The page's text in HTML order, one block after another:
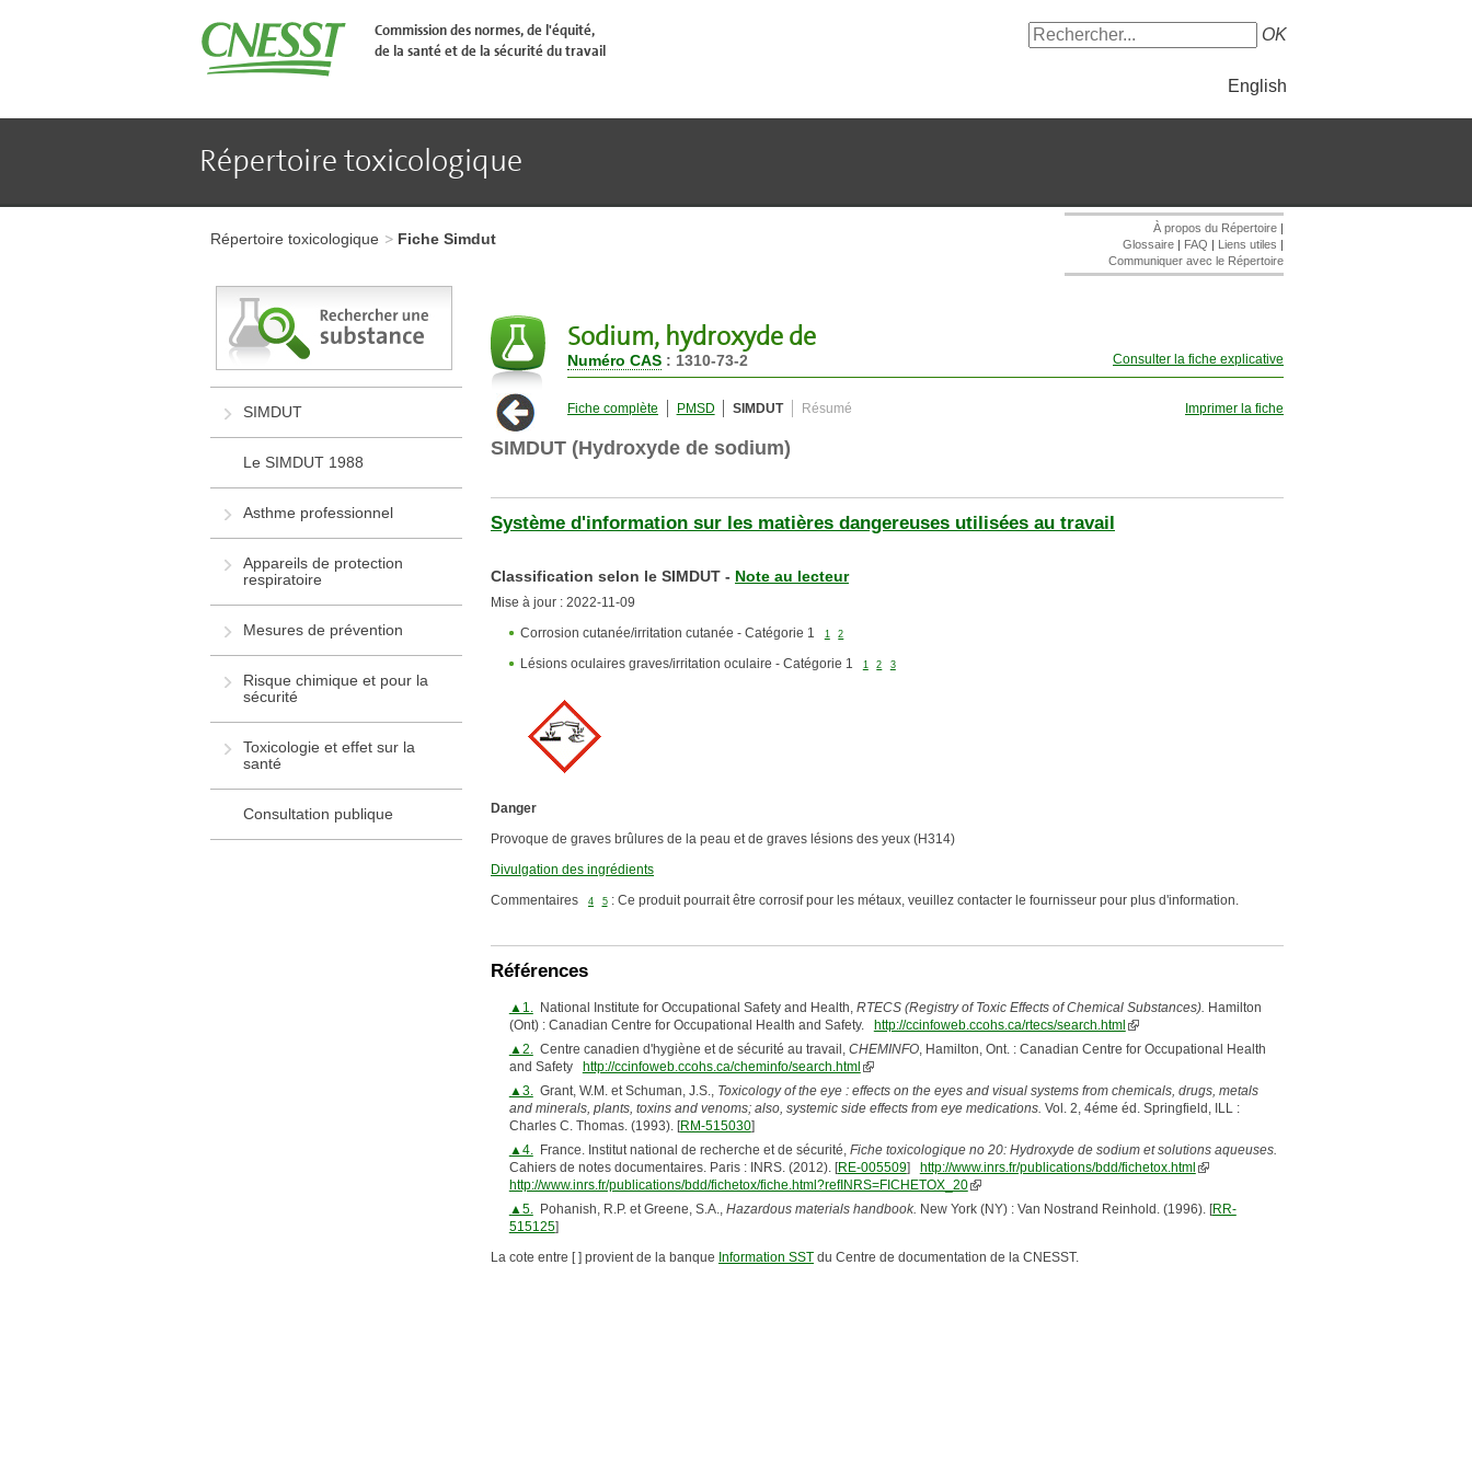
au
Commission des normes, de l'équité,
de la santé et de la sécurité du travail
OK
English
Répertoire toxicologique
à
l'en-
de
page
Aller
au
Aller
au
pied
Répertoire toxicologique Fiche Simdut
À propos du Répertoire |
Glossaire | FAQ | Liens utiles |
Communiquer avec le Répertoire
SIMDUT
Le SIMDUT 1988
Asthme professionnel
Appareils de protection
respiratoire
Mesures de prévention
Risque chimique et pour la
sécurité
Toxicologie et effet sur la
santé
Consultation publique
Sodium, hydroxyde de
Numéro CAS : 1310-73-2 Consulter la fiche explicative
Fiche complète PMSD SIMDUT Résumé Imprimer la fiche
SIMDUT (Hydroxyde de sodium)
Système d'information sur les matières dangereuses utilisées au travail
Classification selon le SIMDUT - Note au lecteur
Mise à jour : 2022-11-09
Corrosion cutanée/irritation cutanée - Catégorie 1
1 2
Lésions oculaires graves/irritation oculaire - Catégorie 1 1 2 3
Danger
Provoque de graves brûlures de la peau et de graves lésions des yeux (H314)
Divulgation des ingrédients
Commentaires
4 5 : Ce produit pourrait être corrosif pour les métaux, veuillez contacter le fournisseur pour plus d'information.
Références
▲1.National Institute for Occupational Safety and Health, RTECS (Registry of Toxic Effects of Chemical Substances). Hamilton
(Ont) : Canadian Centre for Occupational Health and Safety. http://ccinfoweb.ccohs.ca/rtecs/search.html
▲2.Centre canadien d'hygiène et de sécurité au travail, CHEMINFO, Hamilton, Ont. : Canadian Centre for Occupational Health
and Safety http://ccinfoweb.ccohs.ca/cheminfo/search.html
▲3.Grant, W.M. et Schuman, J.S., Toxicology of the eye : effects on the eyes and visual systems from chemicals, drugs, metals
and minerals, plants, toxins and venoms; also, systemic side effects from eye medications. Vol. 2, 4éme éd. Springfield, ILL :
Charles C. Thomas. (1993). [RM-515030]
▲4.France. Institut national de recherche et de sécurité, Fiche toxicologique no 20: Hydroxyde de sodium et solutions aqueuses.
Cahiers de notes documentaires. Paris : INRS. (2012). [RE-005509] http://www.inrs.fr/publications/bdd/fichetox.html
http://www.inrs.fr/publications/bdd/fichetox/fiche.html?refINRS=FICHETOX_20
▲5.Pohanish, R.P. et Greene, S.A., Hazardous materials handbook. New York (NY) : Van Nostrand Reinhold. (1996). [RR-
515125]
La cote entre [ ] provient de la banque Information SST du Centre de documentation de la CNESST.